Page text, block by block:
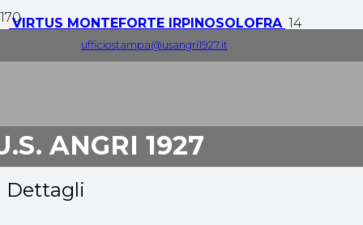
ufficiostampa@usangri1927.it
ANGRI 1927
VIRTUS MONTEFORTE IRPINOSOLOFRA 14
Febbraio 2026
Tempo pieno
Dettagli